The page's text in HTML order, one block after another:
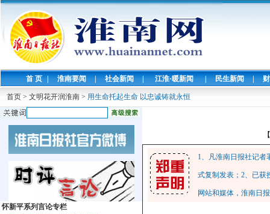
首 页 | 淮南要闻 | 社会新闻 | 江淮·暖新闻 | 民生新闻 |
首页 > 文明花开润淮南 > 用生命托起生命 以忠诚铸就永恒
怀新平系列言论专栏
1、凡淮南日报社记
式复制发表；2、已获
网站和媒体，淮南日